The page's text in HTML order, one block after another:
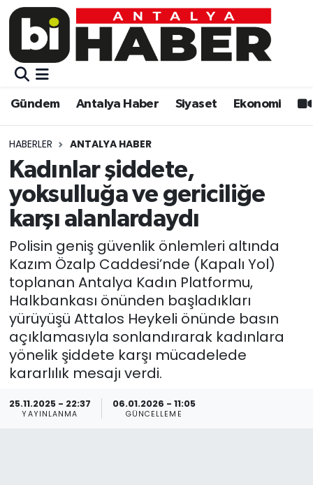
Gündem Antalya Haber Siyaset Ekonomi
HABERLER ANTALYA HABER
Kadınlar şiddete,
yoksulluğa ve gericiliğe
karşı alanlardaydı
Polisin geniş güvenlik önlemleri altında
Kazım Özalp Caddesi’nde (Kapalı Yol)
toplanan Antalya Kadın Platformu,
Halkbankası önünden başladıkları
yürüyüşü Attalos Heykeli önünde basın
açıklamasıyla sonlandırarak kadınlara
yönelik şiddete karşı mücadelede
kararlılık mesajı verdi.
25.11.2025 - 22:37
YAYINLANMA
06.01.2026 - 11:05
GÜNCELLEME
Gündem
Siyaset
Ekonomi
Video
Eğitim
Kültür-sanat
Sağlık
Spor
Teknoloji
Resmi İlanlar
Gündem
Siyaset
Eğitim
Ekonomi
Kültür-sanat
Sağlık
Spor
Teknoloji
Yaşam
Künye
Muratpaşa Nöbetçi Eczaneler
Muratpaşa Trafik Yoğunluk Haritası
Süper Lig Puan Durumu ve Fikstür
Tüm Manşetler
Son Dakika Haberleri
Haber Arşivi